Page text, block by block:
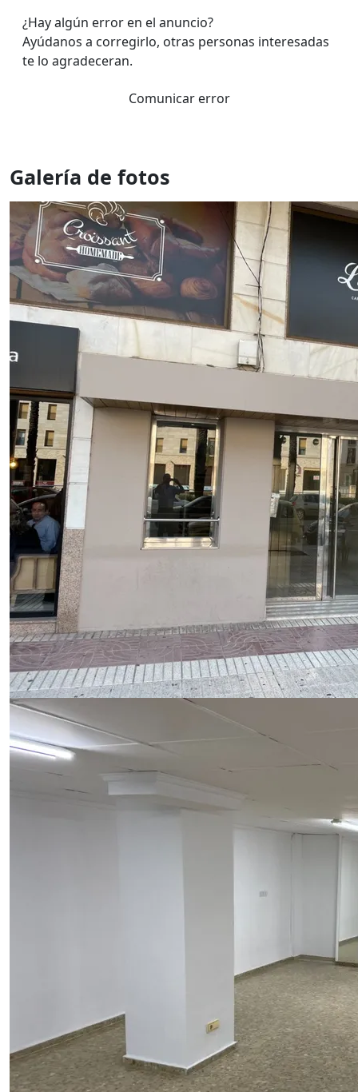
¿Hay algún error en el anuncio?
Ayúdanos a corregirlo, otras personas interesadas
te lo agradeceran.
Comunicar error
Galería de fotos